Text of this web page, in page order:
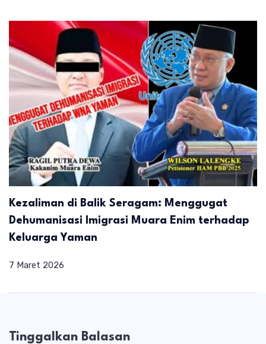
Kezaliman di Balik Seragam: Menggugat
Dehumanisasi Imigrasi Muara Enim terhadap
Keluarga Yaman
7 Maret 2026
Tinggalkan Balasan